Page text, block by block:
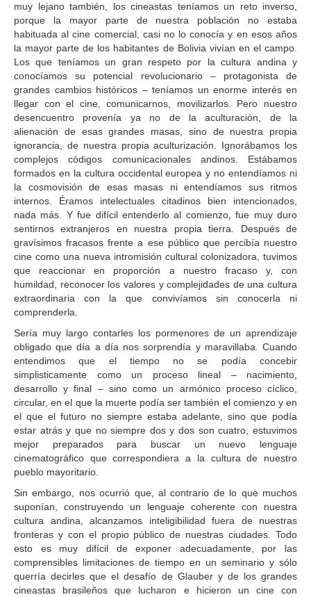
muy lejano también, los cineastas teníamos un reto inverso,
porque la mayor parte de nuestra población no estaba
habituada al cine comercial, casi no lo conocía y en esos años
la mayor parte de los habitantes de Bolivia vivían en el campo.
Los que teníamos un gran respeto por la cultura andina y
conocíamos su potencial revolucionario – protagonista de
grandes cambios históricos – teníamos un enorme interés en
llegar con el cine, comunicarnos, movilizarlos. Pero nuestro
desencuentro provenía ya no de la aculturación, de la
alienación de esas grandes masas, sino de nuestra propia
ignorancia, de nuestra propia aculturización. Ignorábamos los
complejos códigos comunicacionales andinos. Estábamos
formados en la cultura occidental europea y no entendíamos ni
la cosmovisión de esas masas ni entendíamos sus ritmos
internos. Éramos intelectuales citadinos bien intencionados,
nada más. Y fue difícil entenderlo al comienzo, fue muy duro
sentirnos extranjeros en nuestra propia tierra. Después de
gravísimos fracasos frente a ese público que percibía nuestro
cine como una nueva intromisión cultural colonizadora, tuvimos
que reaccionar en proporción a nuestro fracaso y, con
humildad, reconocer los valores y complejidades de una cultura
extraordinaria con la que convivíamos sin conocerla ni
comprenderla.
Sería muy largo contarles los pormenores de un aprendizaje
obligado que día a día nos sorprendía y maravillaba. Cuando
entendimos que el tiempo no se podía concebir
simplisticamente como un proceso lineal – nacimiento,
desarrollo y final – sino como un armónico proceso cíclico,
circular, en el que la muerte podía ser también el comienzo y en
el que el futuro no siempre estaba adelante, sino que podía
estar atrás y que no siempre dos y dos son cuatro, estuvimos
mejor preparados para buscar un nuevo lenguaje
cinematográfico que correspondiera a la cultura de nuestro
pueblo mayoritario.
Sin embargo, nos ocurrió que, al contrario de lo que muchos
suponían, construyendo un lenguaje coherente con nuestra
cultura andina, alcanzamos inteligibilidad fuera de nuestras
fronteras y con el propio público de nuestras ciudades. Todo
esto es muy difícil de exponer adecuadamente, por las
comprensibles limitaciones de tiempo en un seminario y sólo
querría decirles que el desafío de Glauber y de los grandes
cineastas brasileños que lucharon e hicieron un cine con